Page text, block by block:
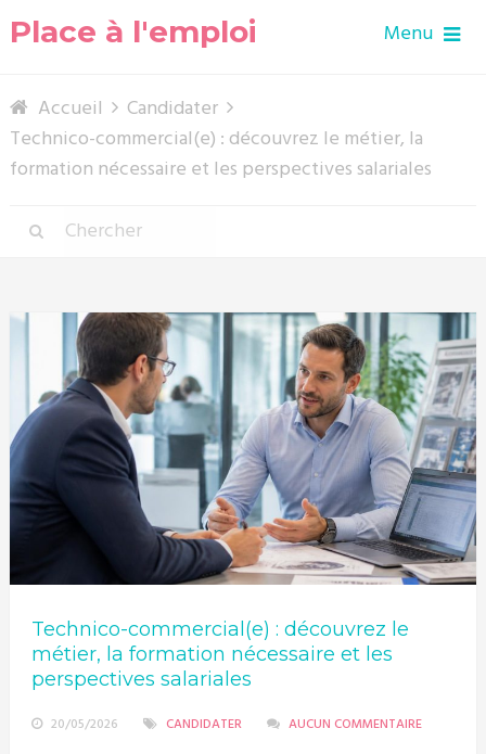
Place à l'emploi Menu
Accueil
Candidater
Technico-commercial(e) : découvrez le métier, la
formation nécessaire et les perspectives salariales
Technico-commercial(e) : découvrez le
métier, la formation nécessaire et les
perspectives salariales
20/05/2026 CANDIDATER AUCUN COMMENTAIRE